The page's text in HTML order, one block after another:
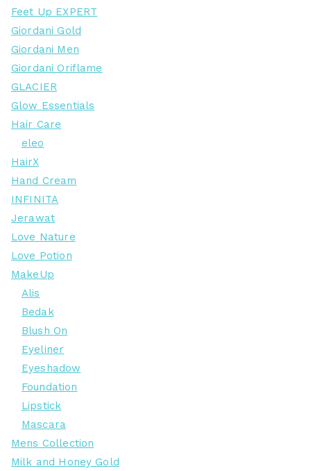
Feet Up EXPERT
Giordani Gold
Giordani Men
Giordani Oriflame
GLACIER
Glow Essentials
Hair Care
eleo
HairX
Hand Cream
INFINITA
Jerawat
Love Nature
Love Potion
MakeUp
Alis
Bedak
Blush On
Eyeliner
Eyeshadow
Foundation
Lipstick
Mascara
Mens Collection
Milk and Honey Gold